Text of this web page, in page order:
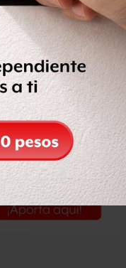
personas del